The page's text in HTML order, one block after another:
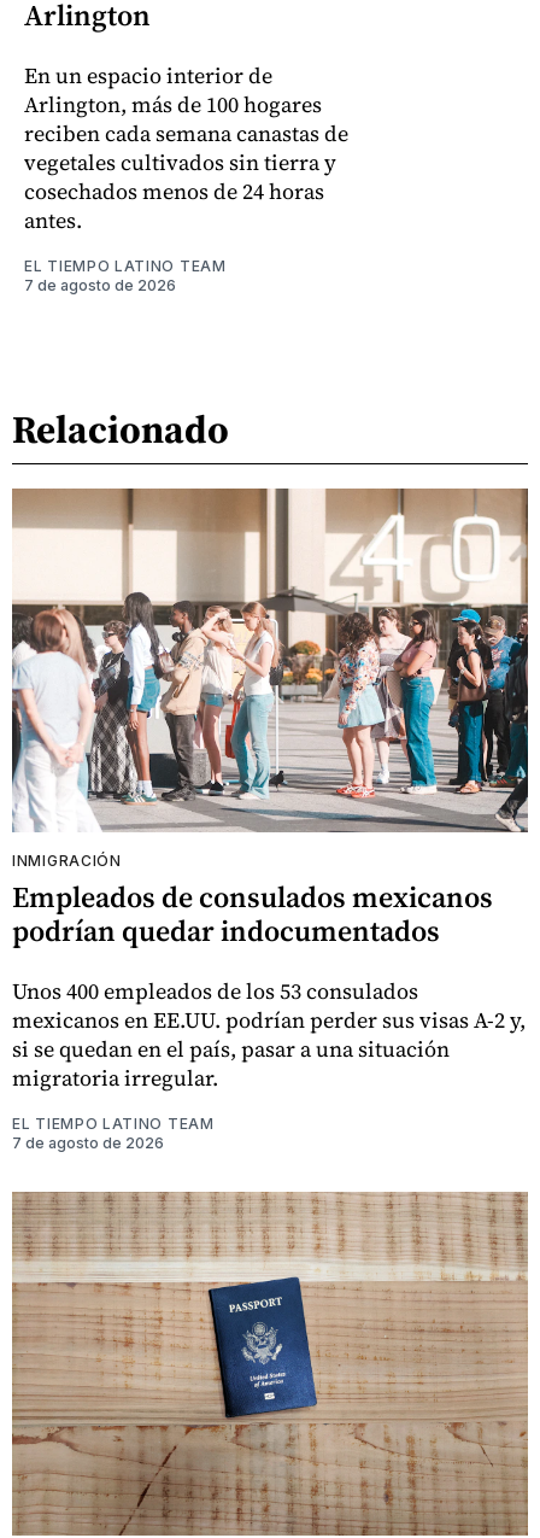
Arlington
En un espacio interior de
Arlington, más de 100 hogares
reciben cada semana canastas de
vegetales cultivados sin tierra y
cosechados menos de 24 horas
antes.
EL TIEMPO LATINO TEAM
7 de agosto de 2026
Relacionado
INMIGRACIÓN
Empleados de consulados mexicanos
podrían quedar indocumentados
Unos 400 empleados de los 53 consulados
mexicanos en EE.UU. podrían perder sus visas A-2 y,
si se quedan en el país, pasar a una situación
migratoria irregular.
EL TIEMPO LATINO TEAM
7 de agosto de 2026